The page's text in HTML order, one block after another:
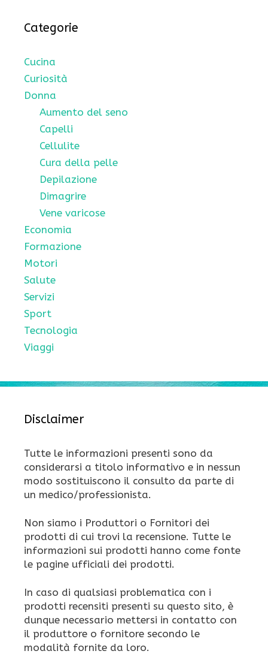
Categorie
Cucina
Curiosità
Donna
Aumento del seno
Capelli
Cellulite
Cura della pelle
Depilazione
Dimagrire
Vene varicose
Economia
Formazione
Motori
Salute
Servizi
Sport
Tecnologia
Viaggi
Disclaimer
Tutte le informazioni presenti sono da
considerarsi a titolo informativo e in nessun
modo sostituiscono il consulto da parte di
un medico/professionista.
Non siamo i Produttori o Fornitori dei
prodotti di cui trovi la recensione. Tutte le
informazioni sui prodotti hanno come fonte
le pagine ufficiali dei prodotti.
In caso di qualsiasi problematica con i
prodotti recensiti presenti su questo sito, è
dunque necessario mettersi in contatto con
il produttore o fornitore secondo le
modalità fornite da loro.